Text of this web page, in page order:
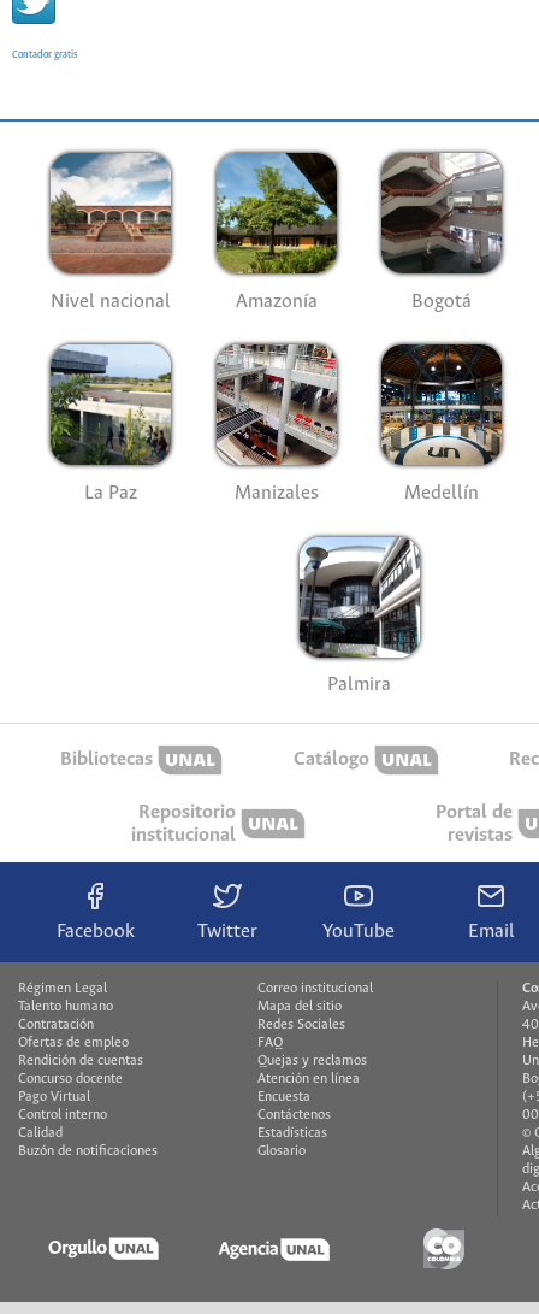
Contador gratis
Nivel nacional Amazonía Bogotá
La Paz Manizales Medellín
Palmira
Bibliotecas Catálogo
Repositorio
institucional
Portal de
revistas
Facebook Twitter YouTube Email
Régimen Legal
Talento humano
Contratación
Ofertas de empleo
Rendición de cuentas
Concurso docente
Pago Virtual
Control interno
Calidad
Buzón de notificaciones
Correo institucional
Mapa del sitio
Redes Sociales
FAQ
Quejas y reclamos
Atención en línea
Encuesta
Contáctenos
Estadísticas
Glosario
©